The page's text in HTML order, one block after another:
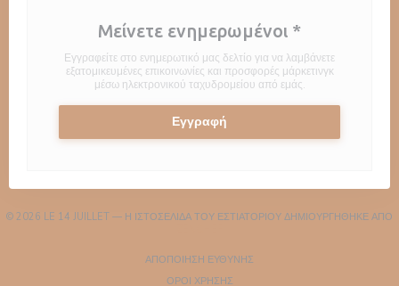
Μείνετε ενημερωμένοι *
Εγγραφείτε στο ενημερωτικό μας δελτίο για να λαμβάνετε
εξατομικευμένες επικοινωνίες και προσφορές μάρκετινγκ
μέσω ηλεκτρονικού ταχυδρομείου από εμάς.
Εγγραφή
© 2026 LE 14 JUILLET — Η ΙΣΤΟΣΕΛΊΔΑ ΤΟΥ ΕΣΤΙΑΤΟΡΊΟΥ ΔΗΜΙΟΥΡΓΉΘΗΚΕ ΑΠΌ
ΑΠΟΠΟΊΗΣΗ ΕΥΘΎΝΗΣ
ΌΡΟΙ ΧΡΉΣΗΣ((ΑΝΟΊΓΕΙ ΣΕ ΝΈΟ ΠΑΡΆΘΥΡΟ))